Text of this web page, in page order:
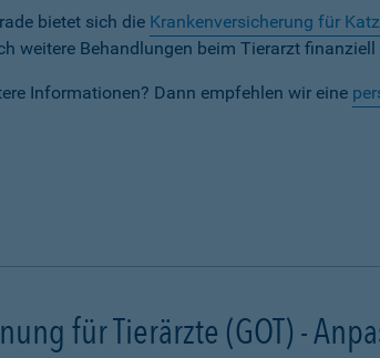
bietet sich die Krankenversicherung für
weitere Behandlungen beim Tierarzt finanziell
Informationen? Dann empfehlen wir eine
für Tierärzte (GOT) -